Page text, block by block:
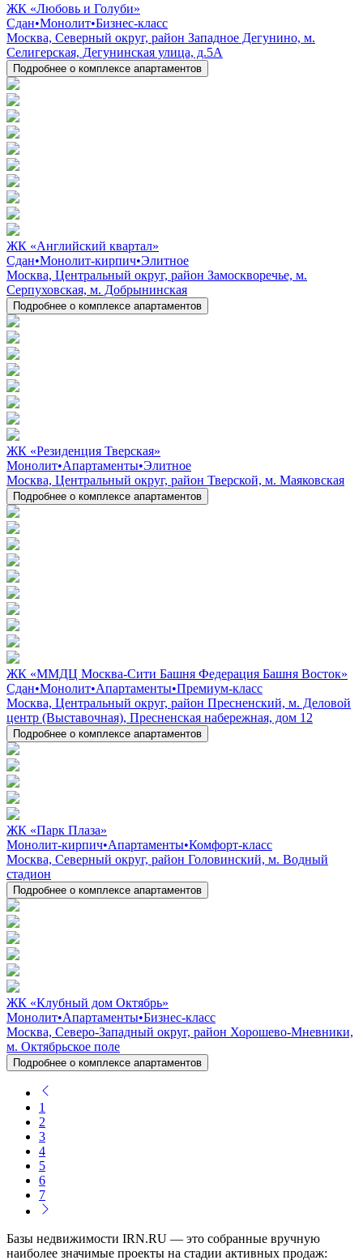
ЖК «Любовь и Голуби»
Сдан•Монолит•Бизнес-класс
Москва, Северный округ, район Западное Дегунино, м.
Селигерская, Дегунинская улица, д.5А
Подробнее о комплексе апартаментов
ЖК «Английский квартал»
Сдан•Монолит-кирпич•Элитное
Москва, Центральный округ, район Замоскворечье, м.
Серпуховская, м. Добрынинская
Подробнее о комплексе апартаментов
ЖК «Резиденция Тверская»
Монолит•Апартаменты•Элитное
Москва, Центральный округ, район Тверской, м. Маяковская
Подробнее о комплексе апартаментов
ЖК «ММДЦ Москва-Сити Башня Федерация Башня Восток»
Сдан•Монолит•Апартаменты•Премиум-класс
Москва, Центральный округ, район Пресненский, м. Деловой
центр (Выставочная), Пресненская набережная, дом 12
Подробнее о комплексе апартаментов
ЖК «Парк Плаза»
Монолит-кирпич•Апартаменты•Комфорт-класс
Москва, Северный округ, район Головинский, м. Водный
стадион
Подробнее о комплексе апартаментов
ЖК «Клубный дом Октябрь»
Монолит•Апартаменты•Бизнес-класс
Москва, Северо-Западный округ, район Хорошево-Мневники,
м. Октябрьское поле
Подробнее о комплексе апартаментов
1
2
3
4
5
6
7
Базы недвижимости IRN.RU — это собранные вручную
наиболее значимые проекты на стадии активных продаж: